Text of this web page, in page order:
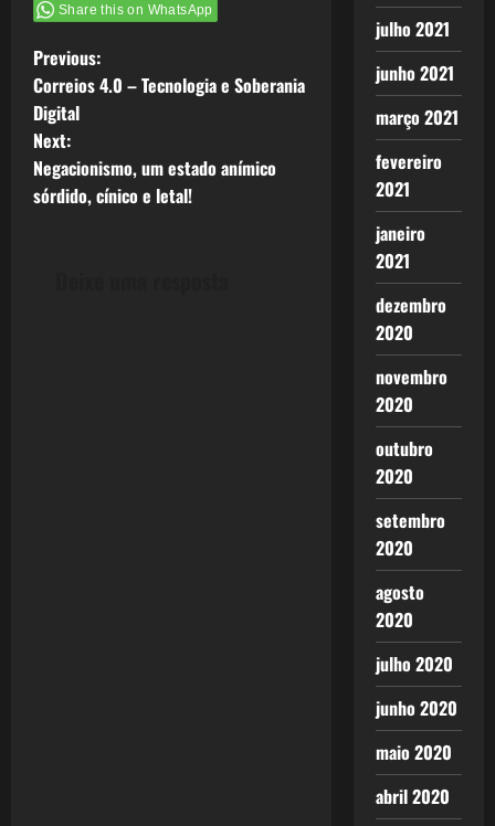
Share this on WhatsApp
P
o
s
t
Previous:
Correios 4.0 – Tecnologia e Soberania
Digital
Next:
Negacionismo, um estado anímico
sórdido, cínico e letal!
julho 2021
junho 2021
março 2021
fevereiro
2021
janeiro
2021
dezembro
2020
novembro
2020
outubro
2020
setembro
2020
agosto
2020
julho 2020
junho 2020
maio 2020
abril 2020